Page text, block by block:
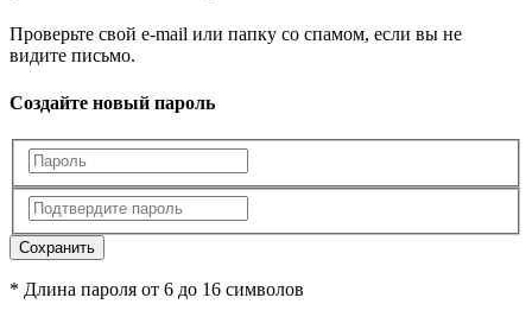
Проверьте свой e-mail или папку со спамом, если вы не
видите письмо.
Создайте новый пароль
Сохранить
* Длина пароля от 6 до 16 символов